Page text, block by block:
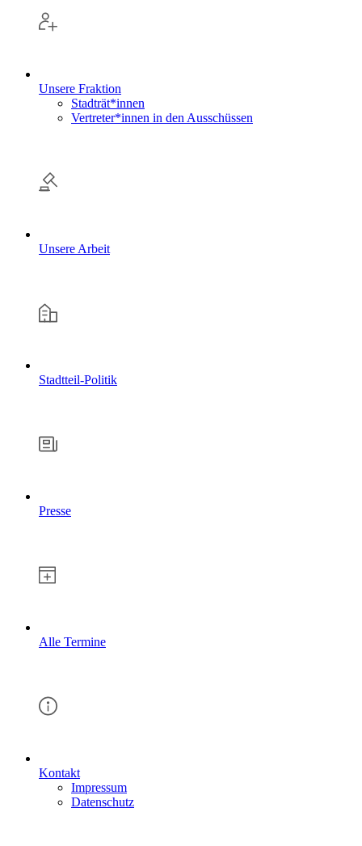
Unsere Fraktion
Stadträt*innen
Vertreter*innen in den Ausschüssen
Unsere Arbeit
Stadtteil-Politik
Presse
Alle Termine
Kontakt
Impressum
Datenschutz